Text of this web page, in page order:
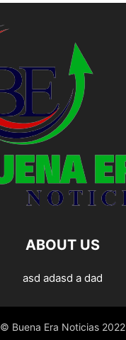
ABOUT US
asd adasd a dad
© Buena Era Noticias 2022